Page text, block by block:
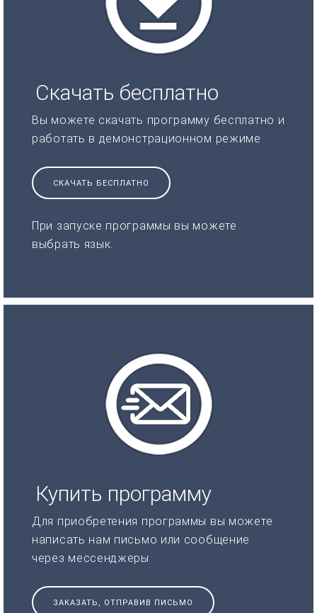
Скачать бесплатно
Вы можете скачать программу бесплатно и
работать в демонстрационном режиме
СКАЧАТЬ БЕСПЛАТНО
При запуске программы вы можете
выбрать язык.
Купить программу
Для приобретения программы вы можете
написать нам письмо или сообщение
через мессенджеры
ЗАКАЗАТЬ, ОТПРАВИВ ПИСЬМО